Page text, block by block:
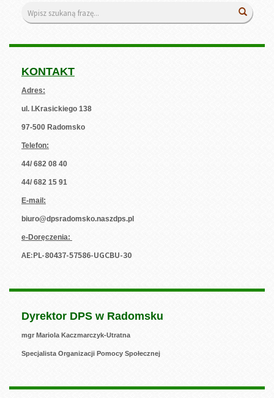
Wyszukiwarka
KONTAKT
Adres:
ul. I.Krasickiego 138
97-500 Radomsko
Telefon:
44/ 682 08 40
44/ 682 15 91
E-mail:
biuro@dpsradomsko.naszdps.pl
e-Doręczenia:
AE:PL-80437-57586-UGCBU-30
Dyrektor DPS w Radomsku
mgr Mariola Kaczmarczyk-Utratna
Specjalista Organizacji Pomocy Społecznej